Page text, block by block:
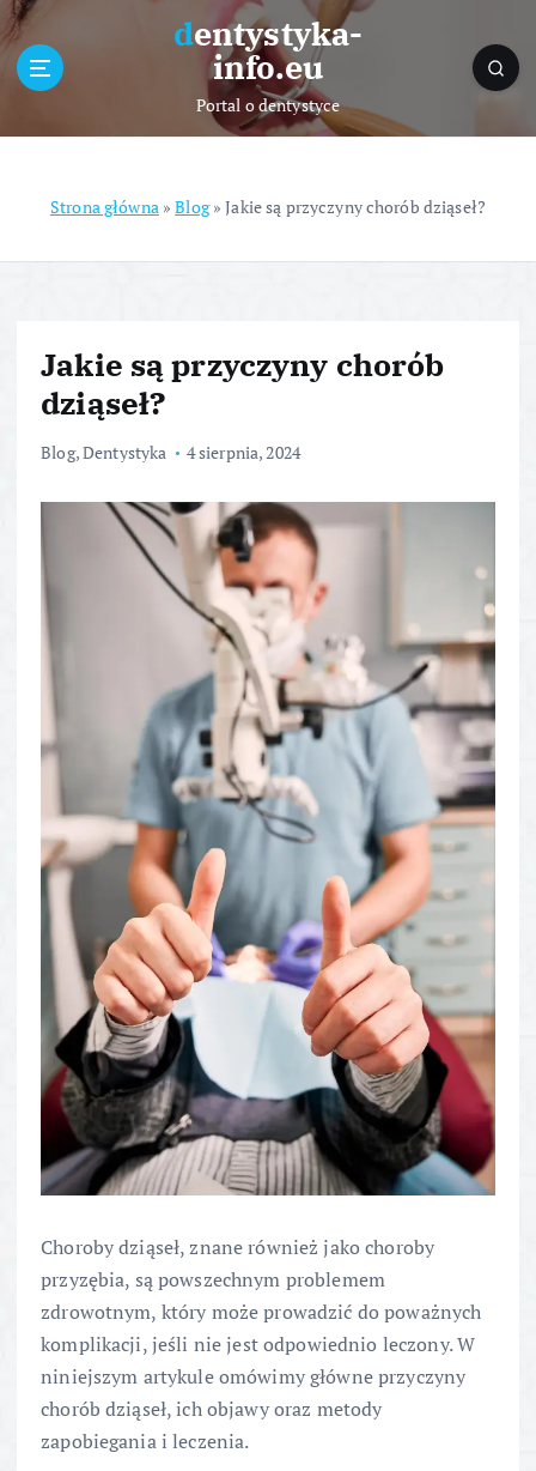
t
dentystyka-
info.eu
Portal o dentystyce
Strona główna»Blog»Jakie są przyczyny chorób dziąseł?
Jakie są przyczyny chorób
dziąseł?
Blog,Dentystyka 4 sierpnia, 2024
Choroby dziąseł, znane również jako choroby
przyzębia, są powszechnym problemem
zdrowotnym, który może prowadzić do poważnych
komplikacji, jeśli nie jest odpowiednio leczony. W
niniejszym artykule omówimy główne przyczyny
chorób dziąseł, ich objawy oraz metody
zapobiegania i leczenia.